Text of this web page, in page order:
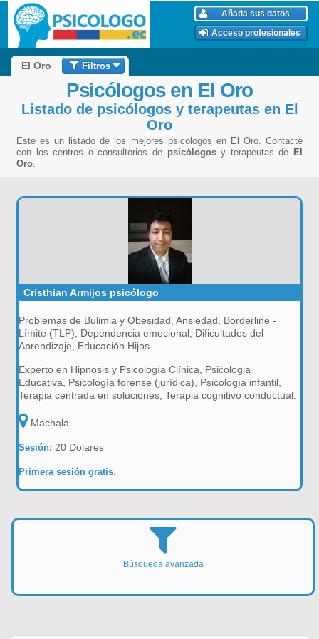
Añada sus datos
Acceso profesionales
El Oro Filtros
Psicólogos en El Oro
Listado de psicólogos y terapeutas en El
Oro
Este es un listado de los mejores psicologos en El Oro. Contacte
con los centros o consultorios de psicólogosy terapeutas de El
Oro.
Cristhian Armijos psicólogo
Problemas de Bulimia y Obesidad, Ansiedad, Borderline -
Límite (TLP), Dependencia emocional, Dificultades del
Aprendizaje, Educación Hijos.
Experto en Hipnosis y Psicología Clínica, Psicologia
Educativa, Psicología forense (jurídica), Psicología infantil,
Terapia centrada en soluciones, Terapia cognitivo conductual.
Machala
Sesión:20 Dolares
Primera sesión gratis.
Búsqueda avanzada